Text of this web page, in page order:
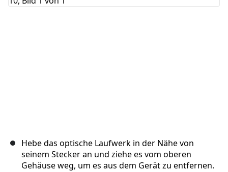
Hebe das optische Laufwerk in der Nähe von
seinem Stecker an und ziehe es vom oberen
Gehäuse weg, um es aus dem Gerät zu entfernen.